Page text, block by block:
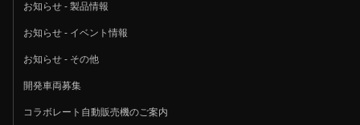
お知らせ - 製品情報
お知らせ - イベント情報
お知らせ - その他
開発車両募集
コラボレート自動販売機のご案内